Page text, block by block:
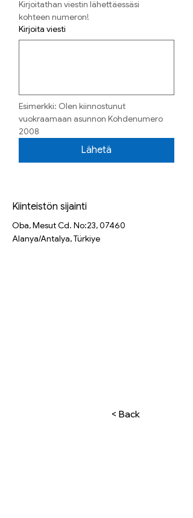
Kirjoitathan viestin lähettäessäsi
kohteen numeron!
Kirjoita viesti
Esimerkki: Olen kiinnostunut
vuokraamaan asunnon Kohdenumero
2008
Lähetä
Kiinteistön sijainti
Oba, Mesut Cd. No:23, 07460
Alanya/Antalya, Türkiye
< Back